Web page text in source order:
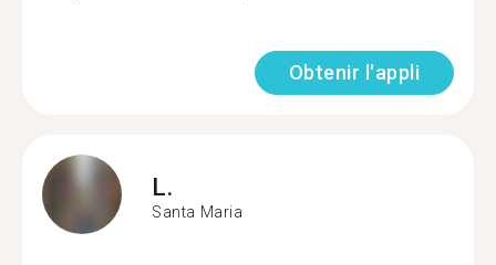
Obtenir l'appli
L.
Santa Maria